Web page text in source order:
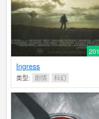
Ingress
类型: 剧情 科幻